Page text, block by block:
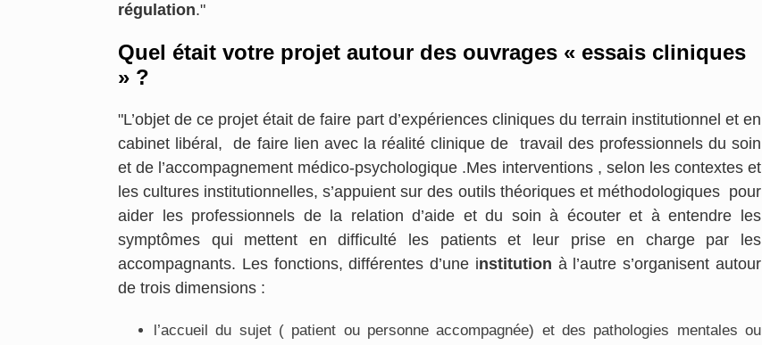
régulation."
Quel était votre projet autour des ouvrages « essais cliniques
» ?
"L’objet de ce projet était de faire part d’expériences cliniques du terrain institutionnel et en
cabinet libéral, de faire lien avec la réalité clinique de travail des professionnels du soin
et de l’accompagnement médico-psychologique .Mes interventions , selon les contextes et
les cultures institutionnelles, s’appuient sur des outils théoriques et méthodologiques pour
aider les professionnels de la relation d’aide et du soin à écouter et à entendre les
symptômes qui mettent en difficulté les patients et leur prise en charge par les
accompagnants. Les fonctions, différentes d’une institution à l’autre s’organisent autour
de trois dimensions :
l’accueil du sujet ( patient ou personne accompagnée) et des pathologies mentales ou